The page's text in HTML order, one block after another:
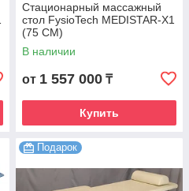
Стационарный массажный
стол FysioTech MEDISTAR-X1
(75 CM)
В наличии
от 1 557 000 ₸
Купить
Подарок